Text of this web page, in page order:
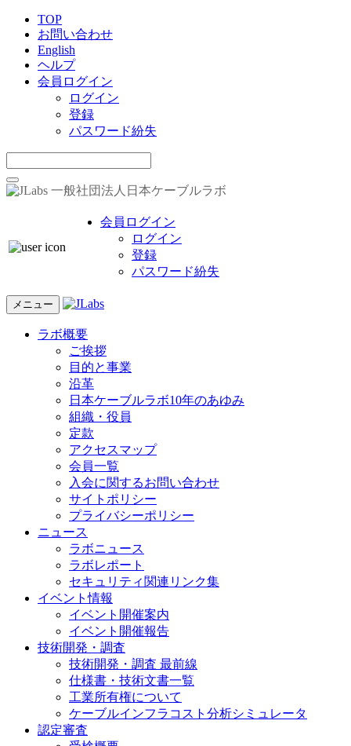
TOP
お問い合わせ
English
ヘルプ
会員ログイン
ログイン
登録
パスワード紛失
一般社団法人日本ケーブルラボ
会員ログイン
ログイン
登録
パスワード紛失
メニュー
ラボ概要
ご挨拶
目的と事業
沿革
日本ケーブルラボ10年のあゆみ
組織・役員
定款
アクセスマップ
会員一覧
入会に関するお問い合わせ
サイトポリシー
プライバシーポリシー
ニュース
ラボニュース
ラボレポート
セキュリティ関連リンク集
イベント情報
イベント開催案内
イベント開催報告
技術開発・調査
技術開発・調査 最前線
仕様書・技術文書一覧
工業所有権について
ケーブルインフラコスト分析シミュレータ
認定審査